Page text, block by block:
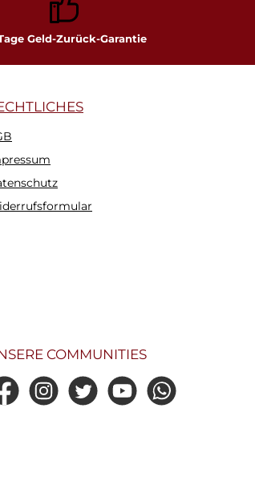
Geld-Zurück-Garantie
COMMUNITIES
InstagramTwitter YouTube026836654